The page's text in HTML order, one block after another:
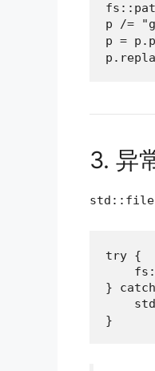
p /=
p =
3. 异
try {
}
}